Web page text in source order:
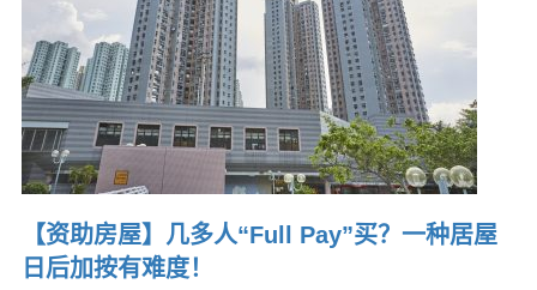
【资助房屋】几多人“Full Pay”买？一种居屋
日后加按有难度！